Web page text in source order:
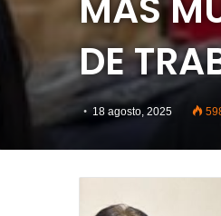
DE
18 agosto, 2025